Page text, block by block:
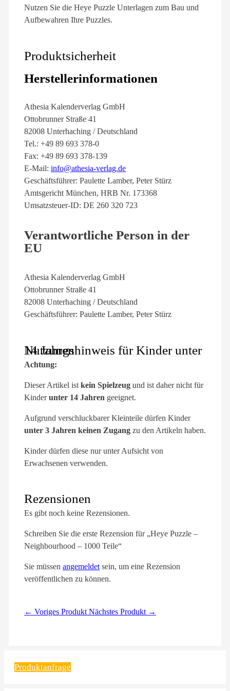
Nutzen Sie die Heye Puzzle Unterlagen zum Bau und
Aufbewahren Ihre Puzzles.
Produktsicherheit
Herstellerinformationen
Athesia Kalenderverlag GmbH
Ottobrunner Straße 41
82008 Unterhaching / Deutschland
Tel.: +49 89 693 378-0
Fax: +49 89 693 378-139
E-Mail: info@athesia-verlag.de
Geschäftsführer: Paulette Lamber, Peter Stürz
Amtsgericht München, HRB Nr. 173368
Umsatzsteuer-ID: DE 260 320 723
Verantwortliche Person in der
EU
Athesia Kalenderverlag GmbH
Ottobrunner Straße 41
82008 Unterhaching / Deutschland
Geschäftsführer: Paulette Lamber, Peter Stürz
Nutzungshinweis für Kinder unter 14 Jahren
Achtung:
Dieser Artikel ist kein Spielzeug und ist daher nicht für
Kinderunter 14 Jahren geeignet.
Aufgrund verschluckbarer Kleinteile dürfen Kinder
unter 3 Jahren keinen Zugang zu den Artikeln haben.
Kinder dürfen diese nur unter Aufsicht von
Erwachsenen verwenden.
Rezensionen
Es gibt noch keine Rezensionen.
Schreiben Sie die erste Rezension für „Heye Puzzle –
Neighbourhood – 1000 Teile“
Sie müssen angemeldet sein, um eine Rezension
veröffentlichen zu können.
← Voriges Produkt Nächstes Produkt →
Produktanfrage